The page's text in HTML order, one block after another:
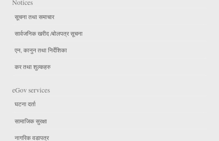
Notices
सूचना तथा समाचार
सार्वजनिक खरीद /बोलपत्र सूचना
एन, कानुन तथा निर्देशिका
कर तथा शुल्कहरु
eGov services
घटना दर्ता
सामाजिक सुरक्षा
नागरिक वडापत्र